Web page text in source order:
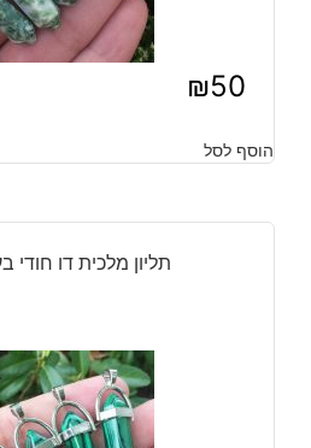
₪50
הוסף לסל
תליון מלכית דו חודי